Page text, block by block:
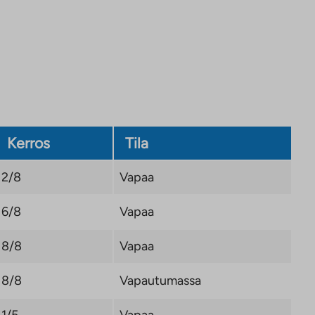
Kerros Tila
2/8 Vapaa
6/8 Vapaa
8/8 Vapaa
8/8 Vapautumassa